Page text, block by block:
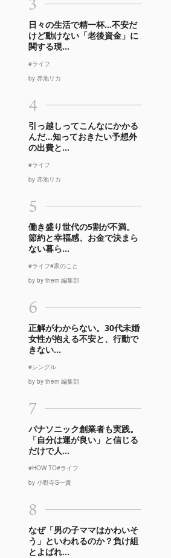
日々の生活で精一杯…不安だ
けど動けない「老後資金」に
関する現...
#ライフ
by 赤池リカ
4
引っ越しってこんなにかかる
んだ…知っておきたい予想外
の出費と...
#ライフ
by 赤池リカ
5
働き盛り世代の5割が不満。
節約と幸福感、お金で決まら
ない暮ら...
#ライフ#家のこと
by by them 編集部
6
正解がわからない。30代未婚
女性が抱える不安と、行動で
きない...
#シングル
by by them 編集部
7
パナソニック創業者も実践。
「自分は運が良い」と信じる
だけで人...
#HOW TO#ライフ
by 小野寺S一貴
8
なぜ「男の子ママはかわいそ
う」といわれるのか？負け組
とよばれ...